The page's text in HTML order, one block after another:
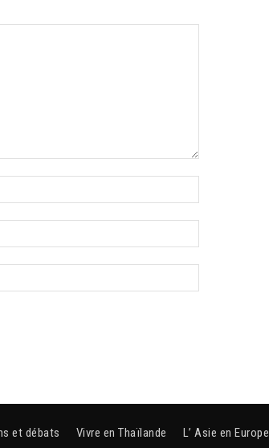
et débats Vivre en Thaïlande L’ Asie en Europe